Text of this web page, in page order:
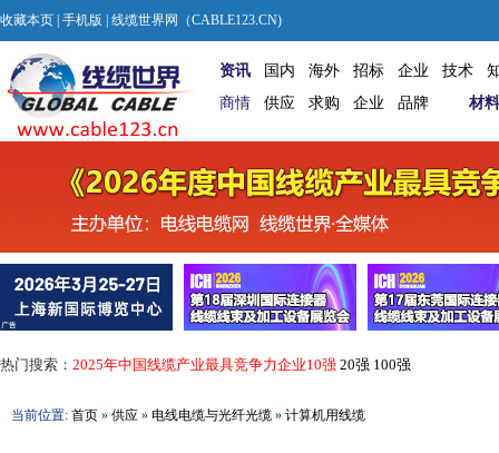
收藏本页 手机版 | 线缆世界网（CABLE123.CN)
资讯 国内 海外 招标 企业 技术
商情
供应 求购 企业 品牌 材料
热门搜索： 2025年中国线缆产业最具竞争力企业10强 20强 100强
当前位置: 首页 » 供应 » 电线电缆与光纤光缆 » 计算机用线缆